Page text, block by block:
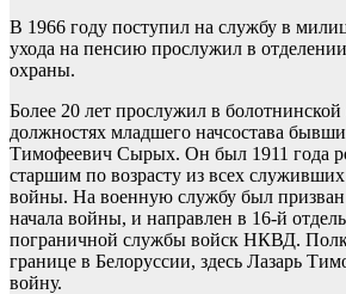
В 1966 году поступил на службу в
ухода на пенсию прослужил в
охраны.
Более 20 лет прослужил в
должностях младшего начсостава
Тимофеевич Сырых. Он был 1911 года
старшим по возрасту из всех служивших
войны. На военную службу был призван
начала войны, и направлен в 16-й
пограничной службы войск НКВД. Полк
границе в Белоруссии, здесь Лазарь
войну.